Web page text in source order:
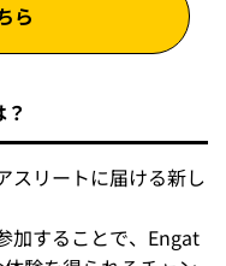
ら
スリートに届ける新し
加することで、Engat